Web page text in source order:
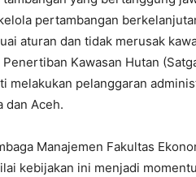
pertambangan
aturan dan tidak merusak
Kawasan Hutan
melakukan pelanggaran
dan Aceh.
Manajemen Fakultas
kebijakan ini menjadi